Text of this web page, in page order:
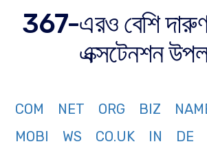
367-এরও বেশি
এক্সটেনশন
COM NET ORG BIZ
MOBI
WS CO.UK IN DE